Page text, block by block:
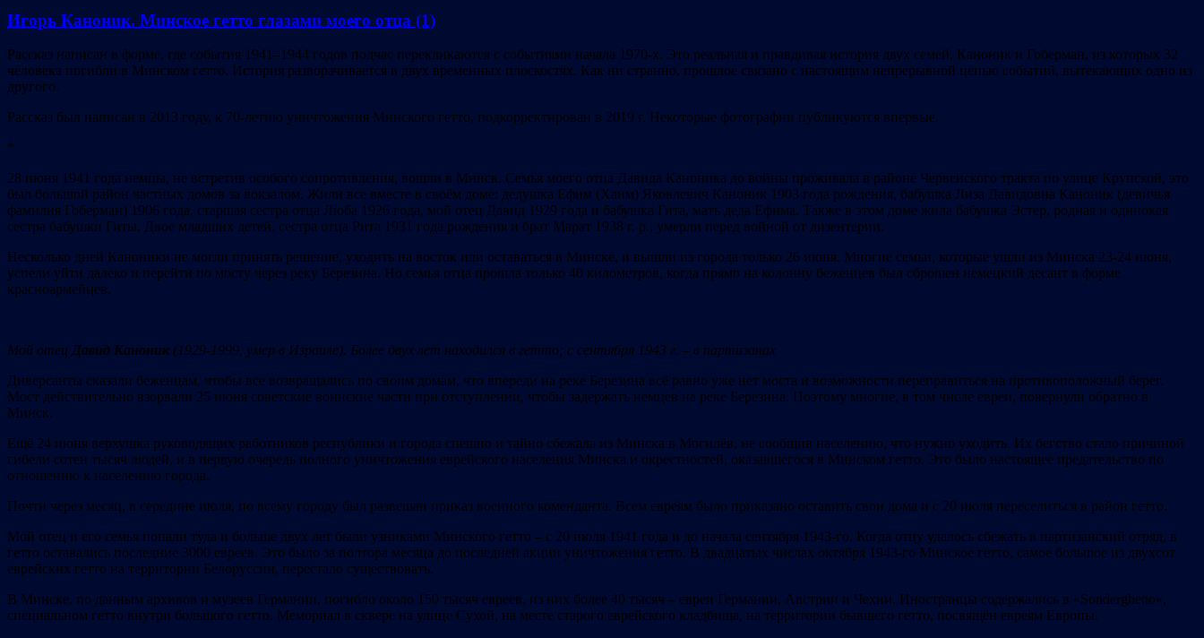
Игорь Каноник. Минское гетто глазами моего отца (1)
Рассказ написан в форме, где события 1941–1944 годов подчас перекликаются с событиями начала 1970-х. Это реальная и правдивая история двух семей, Каноник и Гоберман, из которых 32
человека погибли в Минском гетто. История разворачивается в двух временных плоскостях. Как ни странно, прошлое связано с настоящим непрерывной цепью событий, вытекающих одно из
другого.
Рассказ был написан в 2013 году, к 70-летию уничтожения Минского гетто, подкорректирован в 2019 г. Некоторые фотографии публикуются впервые.
*
28 июня 1941 года немцы, не встретив особого сопротивления, вошли в Минск. Семья моего отца Давида Каноника до войны проживала в районе Червенского тракта по улице Крупской, это
был большой район частных домов за вокзалом. Жили все вместе в своём доме: дедушка Ефим (Хаим) Яковлевич Каноник 1903 года рождения, бабушка Лиза Давидовна Каноник (девичья
фамилия Гоберман) 1906 года, старшая сестра отца Люба 1926 года, мой отец Давид 1929 года и бабушка Гита, мать деда Ефима. Также в этом доме жила бабушка Эстер, родная и одинокая
сестра бабушки Гиты. Двое младших детей, сестра отца Рита 1931 года рождения и брат Марат 1938 г. р., умерли перед войной от дизентерии.
Несколько дней Каноники не могли принять решение, уходить на восток или оставаться в Минске, и вышли из города только 26 июня. Многие семьи, которые ушли из Минска 23-24 июня,
успели уйти далеко и перейти по мосту через реку Березина. Но семья отца прошла только 40 километров, когда прямо на колонну беженцев был сброшен немецкий десант в форме
красноармейцев.
Мой отец Давид Каноник (1929-1999, умер в Израиле). Более двух лет находился в гетто; с сентября 1943 г. – в партизанах
Диверсанты сказали беженцам, чтобы все возвращались по своим домам, что впереди на реке Березина всё равно уже нет моста и возможности переправиться на противоположный берег.
Мост действительно взорвали 25 июня советские воинские части при отступлении, чтобы задержать немцев на реке Березина. Поэтому многие, в том числе евреи, повернули обратно в
Минск.
Ещё 24 июня верхушка руководящих работников республики и города спешно и тайно сбежала из Минска в Могилёв, не сообщив населению, что нужно уходить. Их бегство стало причиной
гибели сотен тысяч людей, и в первую очередь полного уничтожения еврейского населения Минска и окрестностей, оказавшегося в Минском гетто. Это было настоящее предательство по
отношению к населению города.
Почти через месяц, в середине июля, по всему городу был развешан приказ военного коменданта. Всем евреям было приказано оставить свои дома и с 20 июля переселиться в район гетто.
Мой отец и его семья попали туда и больше двух лет были узниками Минского гетто – с 20 июля 1941 года и до начала сентября 1943-го. Когда отцу удалось сбежать в партизанский отряд, в
гетто оставались последние 3000 евреев. Это было за полтора месяца до последней акции уничтожения гетто. В двадцатых числах октября 1943-го Минское гетто, самое большое из двухсот
еврейских гетто на территории Белоруссии, перестало существовать.
В Минске, по данным архивов и музеев Германии, погибло около 150 тысяч евреев, из них более 40 тысяч – евреи Германии, Австрии и Чехии. Иностранцы содержались в «Sonderghetto»,
специальном гетто внутри большого гетто. Мемориал в сквере на улице Сухой, на месте старого еврейского кладбища, на территории бывшего гетто, посвящён евреям Европы.